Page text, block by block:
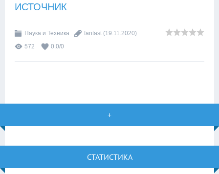
ИСТОЧНИК
Наука и Техника fantast (19.11.2020)
572
0.0/0
+
СТАТИСТИКА